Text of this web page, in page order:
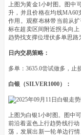
上图为黄金1小时图。图中
升，并且价格在均线MA60
作用。观察布林带当前从
标在超卖区间附近拐头向
趋势找支撑位埋伏多单思路
日内交易策略：
多单：3635.0尝试做多，止
白银（SILVER1000）：
上图为白银1小时图。图中
前沿着蓝色上行趋势线行
荡，发展出新一轮单边行